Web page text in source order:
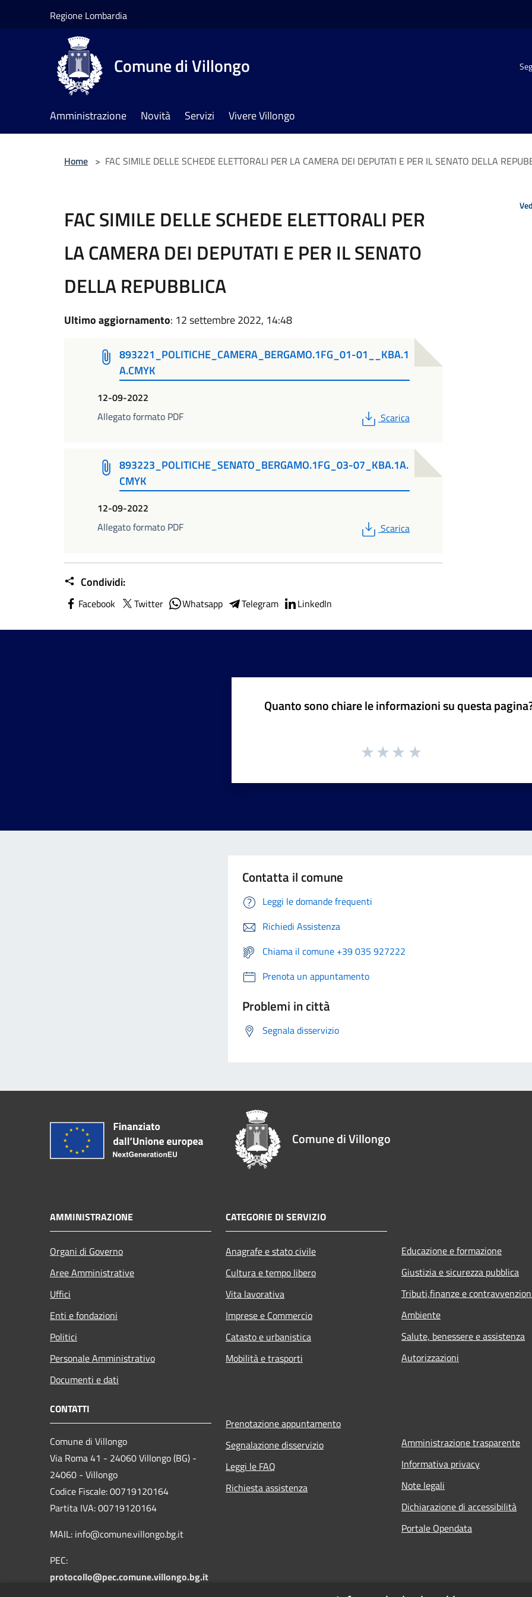
Regione Lombardia
Comune di Villongo
Amministrazione Novità Servizi Vivere Villongo
Home > FAC SIMILE DELLE SCHEDE ELETTORALI PER LA CAMERA DEI DEPUTATI E PER IL SENATO DELLA
FAC SIMILE DELLE SCHEDE ELETTORALI PER
LA CAMERA DEI DEPUTATI E PER IL SENATO
DELLA REPUBBLICA
Ultimo aggiornamento: 12 settembre 2022, 14:48
893221_POLITICHE_CAMERA_BERGAMO.1FG_01-01__KBA.1
A.CMYK
12-09-2022
Allegato formato PDF
PDF
Scarica
893223_POLITICHE_SENATO_BERGAMO.1FG_03-07_KBA.1A.
CMYK
12-09-2022
Allegato formato PDF
PDF
Scarica
Condividi:
Facebook Twitter Whatsapp Telegram LinkedIn
Quanto sono chiare le informazioni su questa
Contatta il comune
Leggi le domande frequenti
Richiedi Assistenza
Chiama il comune +39 035 927222
Prenota un appuntamento
Problemi in città
Segnala disservizio
Comune di Villongo
AMMINISTRAZIONE
Organi di Governo
Aree Amministrative
Uffici
Enti e fondazioni
Politici
Personale Amministrativo
Documenti e dati
CATEGORIE DI SERVIZIO
Anagrafe e stato civile
Cultura e tempo libero
Vita lavorativa
Imprese e Commercio
Catasto e urbanistica
Mobilità e trasporti
Educazione e formazione
Giustizia e sicurezza pubblica
Tributi,finanze e
Ambiente
Salute, benessere e assistenza
Autorizzazioni
CONTATTI
Comune di Villongo
Via Roma 41 - 24060 Villongo (BG) -
24060 - Villongo
Codice Fiscale: 00719120164
Partita IVA: 00719120164
MAIL: info@comune.villongo.bg.it
PEC:
protocollo@pec.comune.villongo.bg.it
Prenotazione appuntamento
Segnalazione disservizio
Leggi le FAQ
Richiesta assistenza
Amministrazione trasparente
Informativa privacy
Note legali
Dichiarazione di accessibilità
Portale Opendata